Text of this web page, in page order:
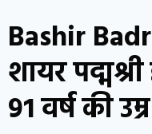
Bashir
शायर
91 वर्ष की